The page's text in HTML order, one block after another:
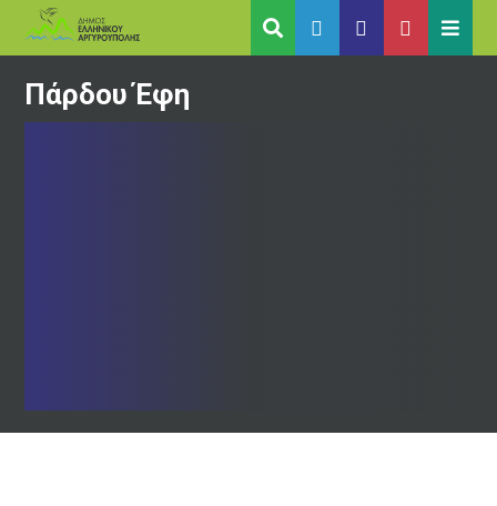
Πάρδου Έφη